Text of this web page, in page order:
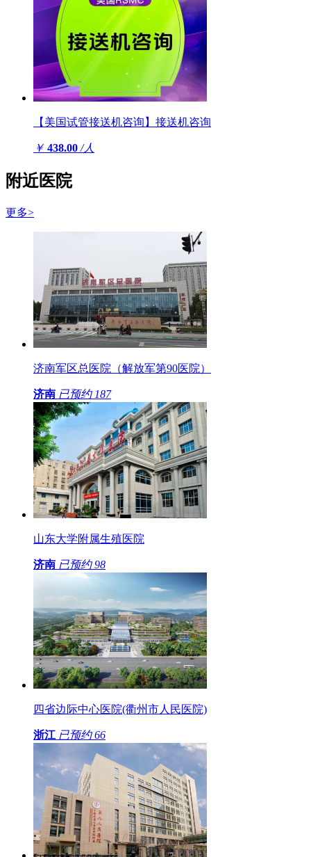
【美国试管接送机咨询】接送机咨询
￥ 438.00 /人
附近医院
更多>
济南军区总医院（解放军第90医院）
济南 已预约 187
山东大学附属生殖医院
济南 已预约 98
四省边际中心医院(衢州市人民医院)
浙江 已预约 66